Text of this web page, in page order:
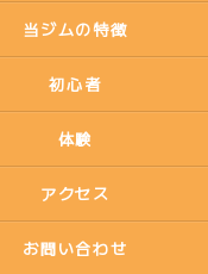
当ジムの特徴
初心者
体験
アクセス
お問い合わせ